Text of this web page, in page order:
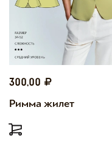
300,00
Римма жилет